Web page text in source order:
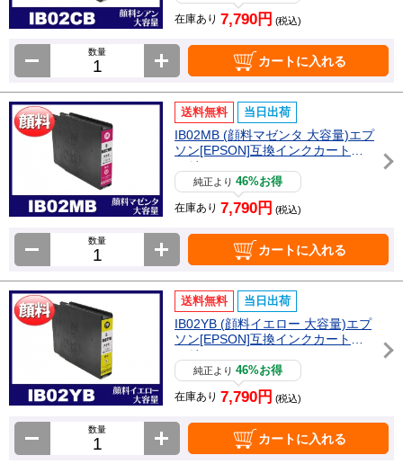
在庫あり 7,790円 (税込)
数量
カートに入れる
送料無料 当日出荷
IB02MB (顔料マゼンタ 大容量)エプ
ソン[EPSON]互換インクカートリ
ッジ
純正より46%お得
在庫あり 7,790円 (税込)
数量
カートに入れる
送料無料 当日出荷
IB02YB (顔料イエロー 大容量)エプ
ソン[EPSON]互換インクカートリ
ッジ
純正より46%お得
在庫あり 7,790円 (税込)
数量
カートに入れる